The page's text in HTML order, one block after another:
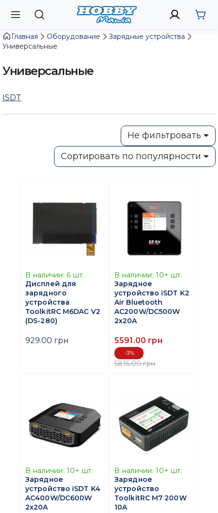
Главная Оборудование
Зарядные устройства
Универсальные
Универсальные
ISDT
Не фильтровать
Сортировать по популярности
В наличии: 6 шт.
Дисплей для
зарядного
устройства
ToolkitRC M6DAC V2
(DS-280)
929.00 грн
В наличии: 10+ шт.
Зарядное
устройство iSDT K2
Air Bluetooth
AC200W/DC500W
2x20A
5591.00 грн
-3%
5815.00 грн
В наличии: 10+ шт.
Зарядное
устройство iSDT K4
AC400W/DC600W
2x20A
В наличии: 10+ шт.
Зарядное
устройство
ToolkitRC M7 200W
10A